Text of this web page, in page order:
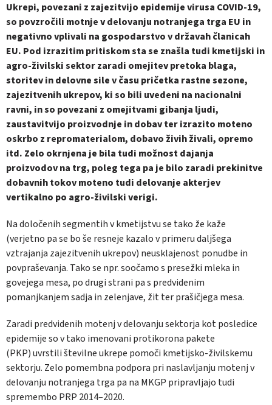
Ukrepi, povezani z zajezitvijo epidemije virusa COVID-19,
so povzročili motnje v delovanju notranjega trga EU in
negativno vplivali na gospodarstvo v državah članicah
EU. Pod izrazitim pritiskom sta se znašla tudi kmetijski in
agro-živilski sektor zaradi omejitev pretoka blaga,
storitev in delovne sile v času pričetka rastne sezone,
zajezitvenih ukrepov, ki so bili uvedeni na nacionalni
ravni, in so povezani z omejitvami gibanja ljudi,
zaustavitvijo proizvodnje in dobav ter izrazito moteno
oskrbo z repromaterialom, dobavo živih živali, opremo
itd. Zelo okrnjena je bila tudi možnost dajanja
proizvodov na trg, poleg tega pa je bilo zaradi prekinitve
dobavnih tokov moteno tudi delovanje akterjev
vertikalno po agro-živilski verigi.
Na določenih segmentih v kmetijstvu se tako že kaže
(verjetno pa se bo še resneje kazalo v primeru daljšega
vztrajanja zajezitvenih ukrepov) neusklajenost ponudbe in
povpraševanja. Tako se npr. soočamo s presežki mleka in
govejega mesa, po drugi strani pa s predvidenim
pomanjkanjem sadja in zelenjave, žit ter prašičjega mesa.
Zaradi predvidenih motenj v delovanju sektorja kot posledice
epidemije so v tako imenovani protikorona pakete
(PKP) uvrstili številne ukrepe pomoči kmetijsko-živilskemu
sektorju. Zelo pomembna podpora pri naslavljanju motenj v
delovanju notranjega trga pa na MKGP pripravljajo tudi
spremembo PRP 2014–2020.